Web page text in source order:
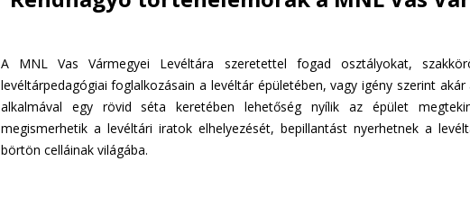
A MNL Vas Vármegyei Levéltára szeretettel fogad osztályokat,
levéltárpedagógiai foglalkozásain a levéltár épületében, vagy igény szerint
alkalmával egy rövid séta keretében lehetőség nyílik az épület
megismerhetik a levéltári iratok elhelyezését, bepillantást nyerhetnek a
börtön celláinak világába.